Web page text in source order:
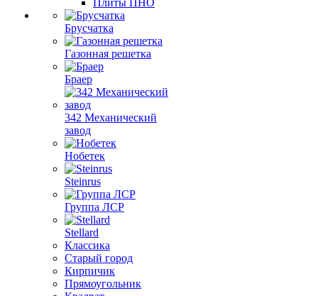
Плиты ПНО
Брусчатка
Газонная решетка
Браер
342 Механический
завод
Нобетек
Steinrus
Группа ЛСР
Stellard
Классика
Старый город
Кирпичик
Прямоугольник